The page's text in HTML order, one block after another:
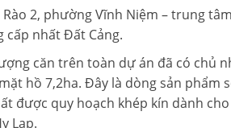
Rào 2, phường Vĩnh Niệm – trung
cấp nhất Đất Cảng.
căn trên toàn dự án đã có chủ
hồ 7,2ha. Đây là dòng sản
được quy hoạch khép kín dành
Lạp.